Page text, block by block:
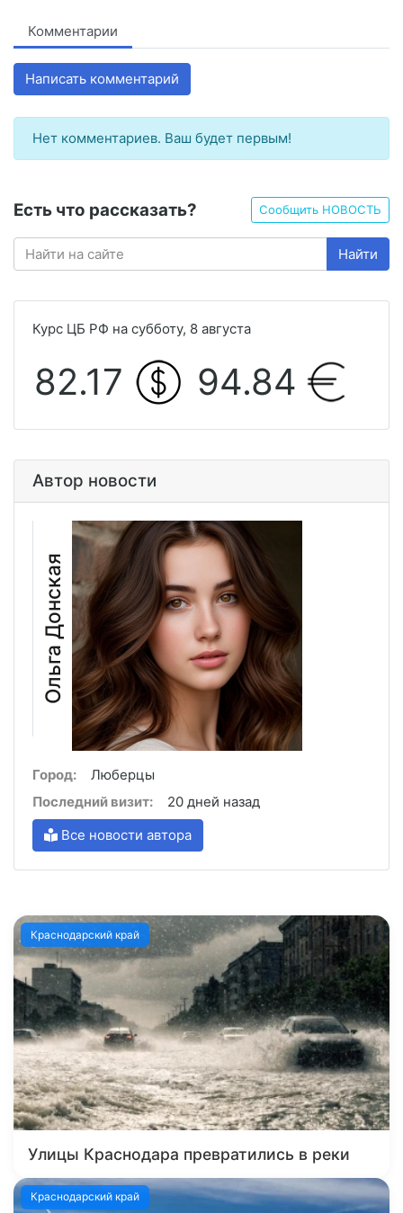
Комментарии
Написать комментарий
Нет комментариев. Ваш будет первым!
Есть что рассказать? Сообщить НОВОСТЬ
Найти
Курс ЦБ РФ на субботу, 8 августа
82.17 94.84
Автор новости
Ольга Донская
Город:
Люберцы
Последний визит:
20 дней назад
Все новости автора
Краснодарский край
Улицы Краснодара превратились в реки
Краснодарский край